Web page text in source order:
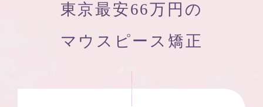
東京最安66万円の
マウスピース矯正